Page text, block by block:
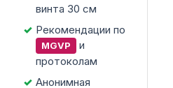
винта 30 см
Рекомендации по
MGVP
и
протоколам
Анонимная